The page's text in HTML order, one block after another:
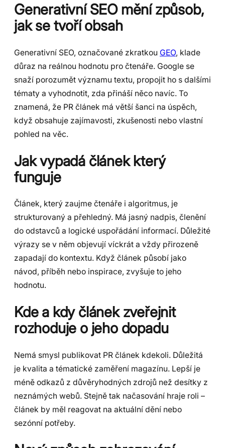
Generativní SEO mění způsob,
jak se tvoří obsah
Generativní SEO, označované zkratkou GEO, klade
důraz na reálnou hodnotu pro čtenáře. Google se
snaží porozumět významu textu, propojit ho s dalšími
tématy a vyhodnotit, zda přináší něco navíc. To
znamená, že PR článek má větší šanci na úspěch,
když obsahuje zajímavosti, zkušenosti nebo vlastní
pohled na věc.
Jak vypadá článek který
funguje
Článek, který zaujme čtenáře i algoritmus, je
strukturovaný a přehledný. Má jasný nadpis, členění
do odstavců a logické uspořádání informací. Důležité
výrazy se v něm objevují víckrát a vždy přirozeně
zapadají do kontextu. Když článek působí jako
návod, příběh nebo inspirace, zvyšuje to jeho
hodnotu.
Kde a kdy článek zveřejnit
rozhoduje o jeho dopadu
Nemá smysl publikovat PR článek kdekoli. Důležitá
je kvalita a tématické zaměření magazínu. Lepší je
méně odkazů z důvěryhodných zdrojů než desítky z
neznámých webů. Stejně tak načasování hraje roli –
článek by měl reagovat na aktuální dění nebo
sezónní potřeby.